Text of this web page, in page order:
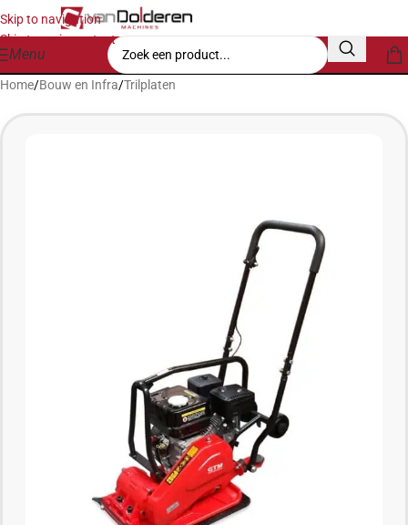
Skip to navigation
Skip to main content
Menu
Home/Bouw en Infra/Trilplaten